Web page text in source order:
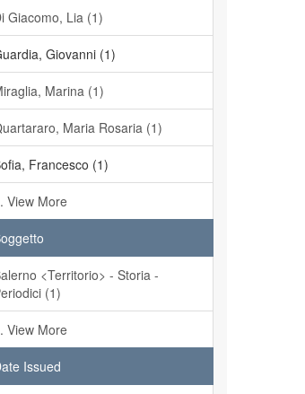
Giacomo, Lia (1)
Giovanni (1)
Marina (1)
Maria Rosaria (1)
Francesco (1)
View More
<Territorio> - Storia -
(1)
View More
Issued